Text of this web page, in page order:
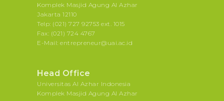
Komplek Masjid Agung Al Azhar
Jakarta 12110
Telp: (021) 727 92753 ext. 1015
Fax: (021) 724 4767
E-Mail: entrepreneur@uai.ac.id
Head Office
Universitas Al Azhar Indonesia
Komplek Masjid Agung Al Azhar